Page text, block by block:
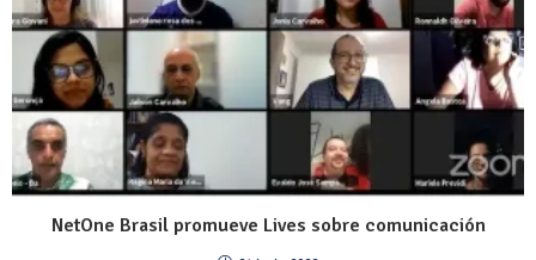
NetOne Brasil promueve Lives sobre comunicación